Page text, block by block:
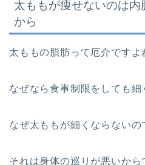
太ももが痩せないのは
から
太ももの脂肪って厄介ですよ
なぜなら食事制限をしても細
なぜ太ももが細くならないの
それは身体の巡りが悪いから